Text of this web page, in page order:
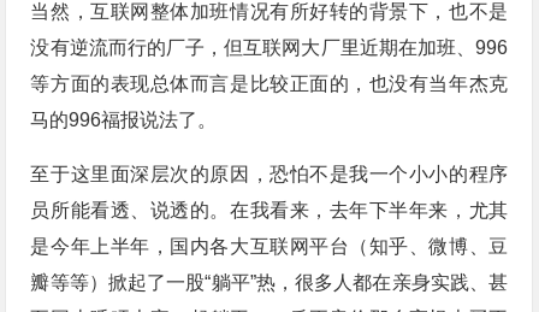
当然，互联网整体加班情况有所好转的背景下，也不是
没有逆流而行的厂子，但互联网大厂里近期在加班、996
等方面的表现总体而言是比较正面的，也没有当年杰克
马的996福报说法了。
至于这里面深层次的原因，恐怕不是我一个小小的程序
员所能看透、说透的。在我看来，去年下半年来，尤其
是今年上半年，国内各大互联网平台（知乎、微博、豆
瓣等等）掀起了一股“躺平”热，很多人都在亲身实践、甚